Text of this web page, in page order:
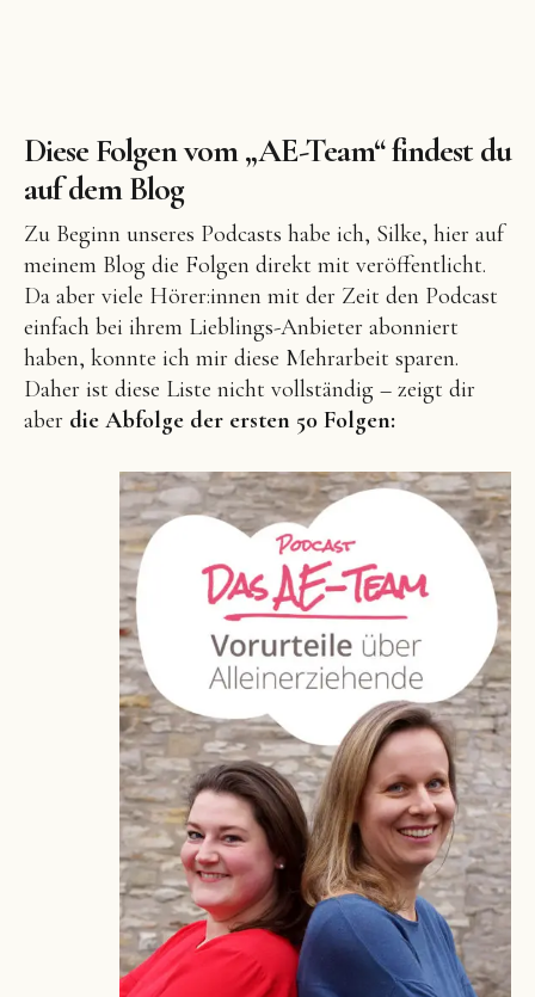
Diese Folgen vom „AE-Team“ findest du
auf dem Blog
Zu Beginn unseres Podcasts habe ich, Silke, hier auf
meinem Blog die Folgen direkt mit veröffentlicht.
Da aber viele Hörer:innen mit der Zeit den Podcast
einfach bei ihrem Lieblings-Anbieter abonniert
haben, konnte ich mir diese Mehrarbeit sparen.
Daher ist diese Liste nicht vollständig – zeigt dir
aber die Abfolge der ersten 50 Folgen: